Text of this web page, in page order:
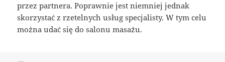
przez partnera. Poprawnie jest niemniej jednak
skorzystać z rzetelnych usług specjalisty. W tym celu
można udać się do salonu masażu.